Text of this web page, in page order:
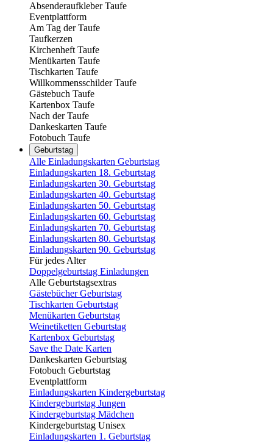
Absenderaufkleber Taufe
Eventplattform
Am Tag der Taufe
Taufkerzen
Kirchenheft Taufe
Menükarten Taufe
Tischkarten Taufe
Willkommensschilder Taufe
Gästebuch Taufe
Kartenbox Taufe
Nach der Taufe
Dankeskarten Taufe
Fotobuch Taufe
Geburtstag
Alle Einladungskarten Geburtstag
Einladungskarten 18. Geburtstag
Einladungskarten 30. Geburtstag
Einladungskarten 40. Geburtstag
Einladungskarten 50. Geburtstag
Einladungskarten 60. Geburtstag
Einladungskarten 70. Geburtstag
Einladungskarten 80. Geburtstag
Einladungskarten 90. Geburtstag
Für jedes Alter
Doppelgeburtstag Einladungen
Alle Geburtstagsextras
Gästebücher Geburtstag
Tischkarten Geburtstag
Menükarten Geburtstag
Weinetiketten Geburtstag
Kartenbox Geburtstag
Save the Date Karten
Dankeskarten Geburtstag
Fotobuch Geburtstag
Eventplattform
Einladungskarten Kindergeburtstag
Kindergeburtstag Jungen
Kindergeburtstag Mädchen
Kindergeburtstag Unisex
Einladungskarten 1. Geburtstag